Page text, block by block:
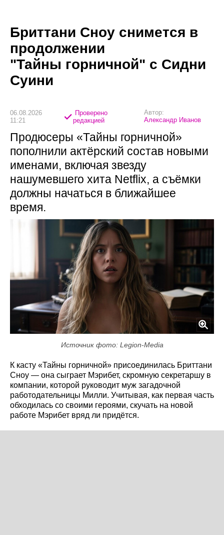
Бриттани Сноу снимется в
продолжении
"Тайны горничной" с Сидни
Суини
06.08.2026
11:21
Проверено
редакцией
Автор:
Александр Иванов
Продюсеры «Тайны горничной»
пополнили актёрский состав новыми
именами, включая звезду
нашумевшего хита Netflix, а съёмки
должны начаться в ближайшее
время.
Источник фото: Legion-Media
К касту «Тайны горничной» присоединилась Бриттани
Сноу — она сыграет Мэрибет, скромную секретаршу в
компании, которой руководит муж загадочной
работодательницы Милли. Учитывая, как первая часть
обходилась со своими героями, скучать на новой
работе Мэрибет вряд ли придётся.